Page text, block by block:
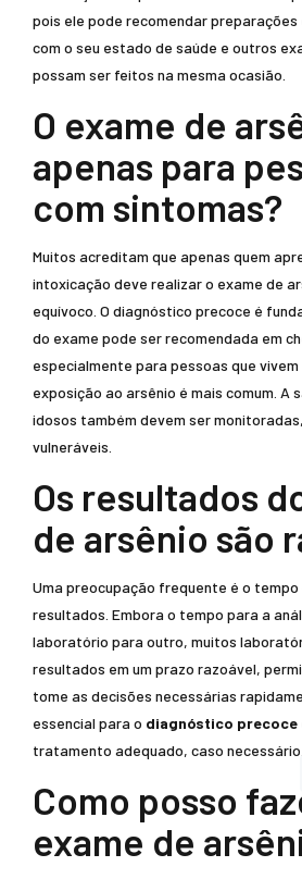
pois ele pode recomendar
com o seu estado de saúde e outros
possam ser feitos na mesma ocasião.
O exame de
apenas para
com sintomas?
Muitos acreditam que apenas quem
intoxicação deve realizar o exame de
equívoco. O diagnóstico precoce é
do exame pode ser recomendada em
especialmente para pessoas que vivem
exposição ao arsênio é mais comum. A
idosos também devem ser
vulneráveis.
Os resultados
de arsênio são
Uma preocupação frequente é o
resultados. Embora o tempo para a
laboratório para outro, muitos
resultados em um prazo razoável,
tome as decisões necessárias
essencial para o diagnóstico precoce
tratamento adequado, caso necessário.
Como posso
exame de